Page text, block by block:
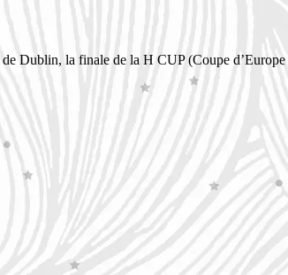
de Dublin, la finale de la H CUP (Coupe